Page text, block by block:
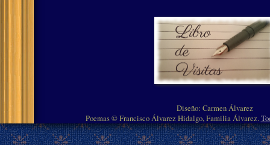
Diseño: Carmen Álvarez
Poemas © Francisco Álvarez Hidalgo, Familia Álvarez.